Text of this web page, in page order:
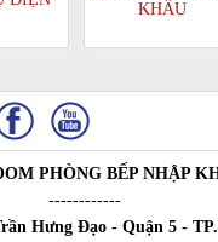
KHẨU
PHÒNG BẾP NHẬP
------------
Hưng Đạo - Quận 5 -